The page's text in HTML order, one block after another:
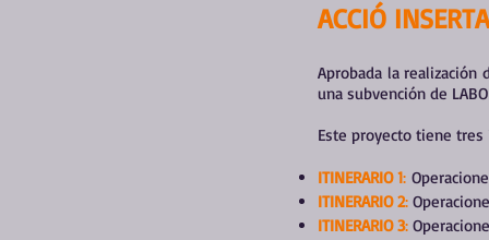
ACCIÓ
Aprobada la realización
una subvención de
Este proyecto tiene
ITINERARIO 1:
ITINERARIO 2:
ITINERARIO 3: